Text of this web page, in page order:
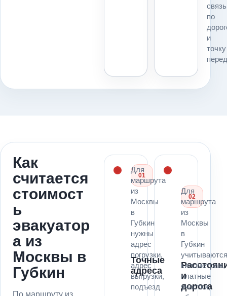
связь
по
и
точку
Как
считается
стоимост
ь
эвакуатор
а из
Москвы в
Губкин
По маршруту из
01
Точные
адреса
Для
маршрута
из
Москвы
в
Губкин
нужны
адрес
погрузки,
адрес
выгрузки,
подъезд
02
и
дорога
Для
маршрута
из
Москвы
в
Губкин
километраж,
платные
участки,